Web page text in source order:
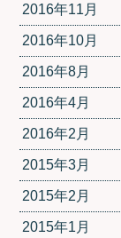
2016年11月
2016年10月
2016年8月
2016年4月
2016年2月
2015年3月
2015年2月
2015年1月